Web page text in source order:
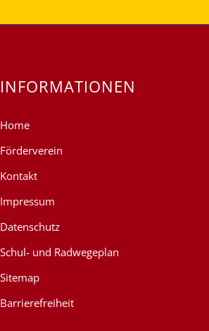
INFORMATIONEN
Home
Förderverein
Kontakt
Impressum
Datenschutz
Schul- und Radwegeplan
Sitemap
Barrierefreiheit